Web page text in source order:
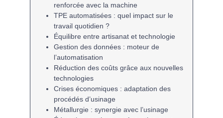
renforcée avec la machine
TPE automatisées : quel impact sur le
travail quotidien ?
Équilibre entreartisanat ettechnologie
Gestion des données : moteur de
l’automatisation
Réduction des coûts grâce aux nouvelles
technologies
Crises économiques : adaptation des
procédés d’usinage
Métallurgie : synergie avec l’usinage